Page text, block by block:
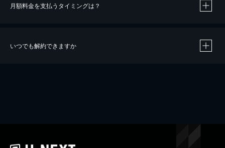
※40％ポイント還元の対象は、クレジットカード決済による作品の購入 / レンタルです。
iOSアプリのUコイン決済による作品の購入 / レンタルは、20％のポイント還元です。
月額料金を支払うタイミングは？
いつでも解約できますか